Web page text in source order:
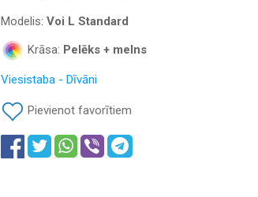
Modelis:Voi L Standard
Krāsa: Pelēks + melns
Viesistaba - Dīvāni
Pievienot favorītiem